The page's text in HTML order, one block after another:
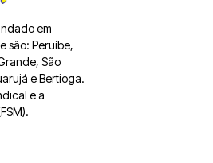
em
são: Peruíbe,
São
e Bertioga.
e a